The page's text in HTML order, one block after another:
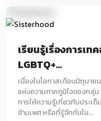
เรียนรู้เรื่องการเ
LGBTQ+...
เนื่องในโอกาสเดือนมิถุนา
แห่งความภาคภูมิใจของกลุ่ม
การให้ความรู้เกี่ยวกับประ
ข้ามเพศ หรือที่รู้จักกันใน...